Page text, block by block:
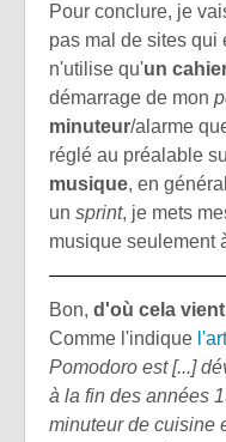
Pour conclure, je
pas mal de sites qui
n'utilise qu'un
démarrage de mon
minuteur/alarme
réglé au préalable
musique, en
un sprint, je mets
musique seulement
Bon, d'où cela
Comme l'indique
Pomodoro est [...]
à la fin des années
minuteur de cuisine